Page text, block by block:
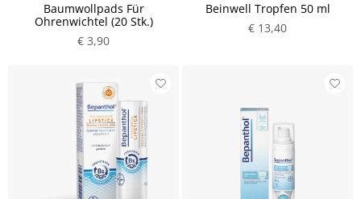
Baumwollpads Für
Ohrenwichtel (20 Stk.)
€ 3,90
Beinwell Tropfen 50 ml
€ 13,40